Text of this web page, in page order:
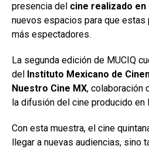
presencia del cine realizado en
nuevos espacios para que estas
más espectadores.
La segunda edición de MUCIQ
del
Instituto Mexicano de
Nuestro Cine MX, colaboración
la difusión del cine producido en
Con esta muestra, el cine
llegar a nuevas audiencias, sino